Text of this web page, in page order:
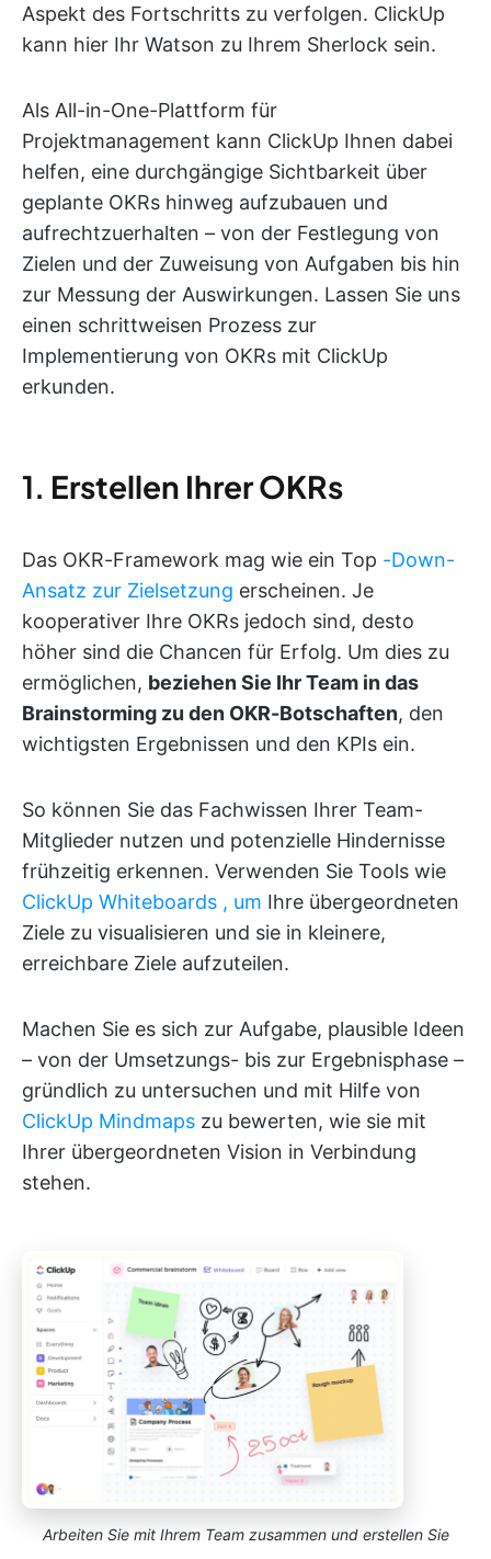
Aspekt des Fortschritts zu verfolgen. ClickUp
kann hier Ihr Watson zu Ihrem Sherlock sein.
Als All-in-One-Plattform für
Projektmanagement kann ClickUp Ihnen dabei
helfen, eine durchgängige Sichtbarkeit über
geplante OKRs hinweg aufzubauen und
aufrechtzuerhalten – von der Festlegung von
Zielen und der Zuweisung von Aufgaben bis hin
zur Messung der Auswirkungen. Lassen Sie uns
einen schrittweisen Prozess zur
Implementierung von OKRs mit ClickUp
erkunden.
1. Erstellen Ihrer OKRs
Das OKR-Framework mag wie ein Top -Down-
Ansatz zur Zielsetzung erscheinen. Je
kooperativer Ihre OKRs jedoch sind, desto
höher sind die Chancen für Erfolg. Um dies zu
ermöglichen, beziehen Sie Ihr Team in das
Brainstorming zu den OKR-Botschaften, den
wichtigsten Ergebnissen und den KPIs ein.
So können Sie das Fachwissen Ihrer Team-
Mitglieder nutzen und potenzielle Hindernisse
frühzeitig erkennen. Verwenden Sie Tools wie
ClickUp Whiteboards , um Ihre übergeordneten
Ziele zu visualisieren und sie in kleinere,
erreichbare Ziele aufzuteilen.
Machen Sie es sich zur Aufgabe, plausible Ideen
– von der Umsetzungs- bis zur Ergebnisphase –
gründlich zu untersuchen und mit Hilfe von
ClickUp Mindmaps zu bewerten, wie sie mit
Ihrer übergeordneten Vision in Verbindung
stehen.
Arbeiten Sie mit Ihrem Team zusammen und erstellen Sie